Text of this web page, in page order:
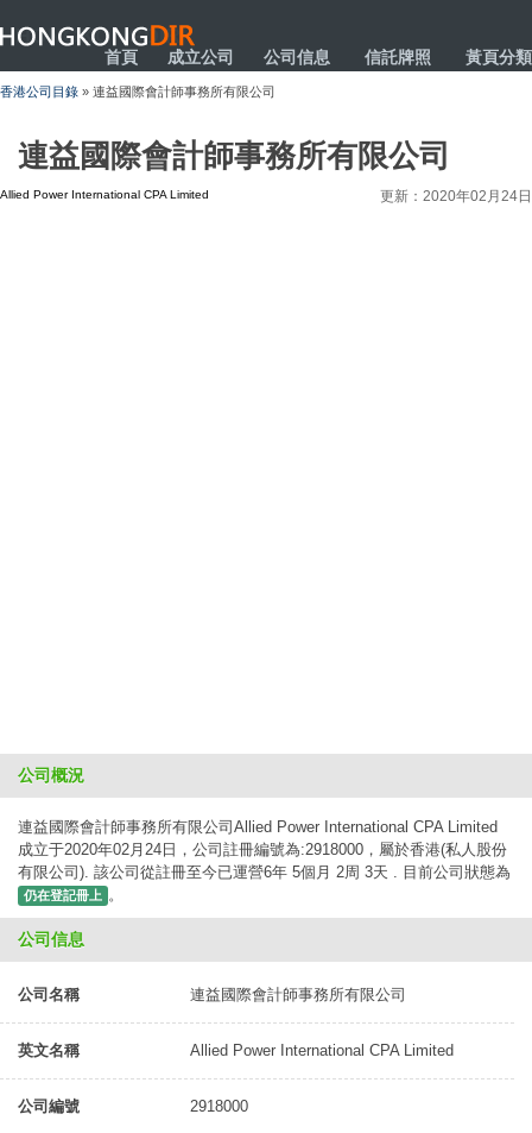
HONGKONGDIR
首頁 成立公司 公司信息 信託牌照 黃頁分類
香港公司目錄 » 連益國際會計師事務所有限公司
連益國際會計師事務所有限公司
Allied Power International CPA Limited 更新：2020年02月24日
公司概況
連益國際會計師事務所有限公司Allied Power International CPA Limited
成立于2020年02月24日，公司註冊編號為:2918000，屬於香港(私人股份
有限公司). 該公司從註冊至今已運營6年 5個月 2周 3天 . 目前公司狀態為
仍在登記冊上 。
公司信息
公司名稱 連益國際會計師事務所有限公司
英文名稱 Allied Power International CPA Limited
公司編號 2918000